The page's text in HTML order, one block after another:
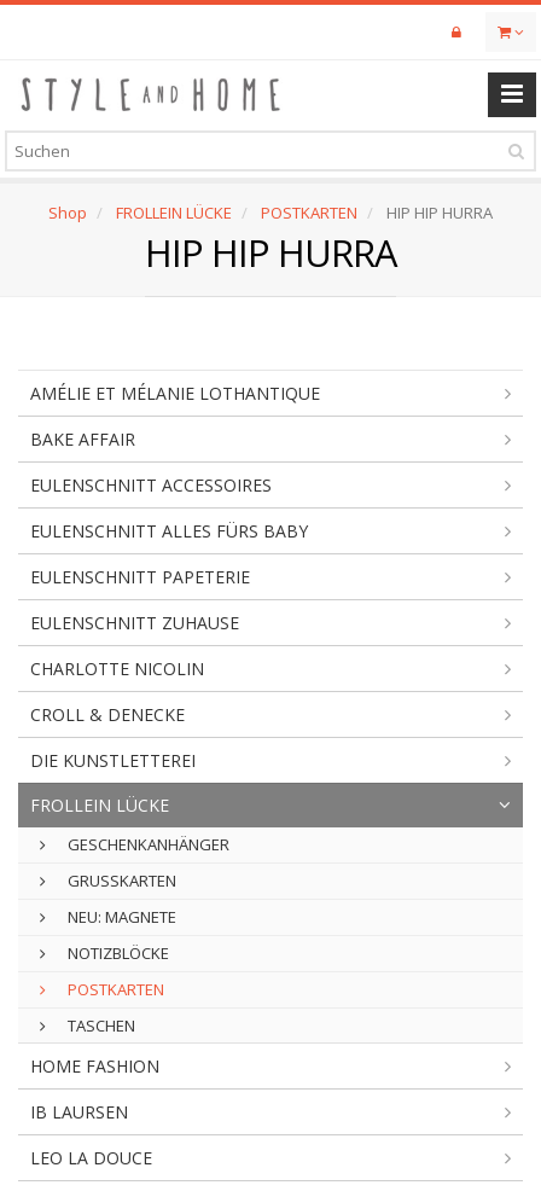
Skip
content
Shop FROLLEIN LÜCKE POSTKARTEN HIP HIP HURRA
HIP HIP HURRA
AMÉLIE ET MÉLANIE LOTHANTIQUE
BAKE AFFAIR
EULENSCHNITT ACCESSOIRES
EULENSCHNITT ALLES FÜRS BABY
EULENSCHNITT PAPETERIE
EULENSCHNITT ZUHAUSE
CHARLOTTE NICOLIN
CROLL & DENECKE
DIE KUNSTLETTEREI
FROLLEIN LÜCKE
GESCHENKANHÄNGER
GRUSSKARTEN
NEU: MAGNETE
NOTIZBLÖCKE
POSTKARTEN
TASCHEN
HOME FASHION
IB LAURSEN
LEO LA DOUCE